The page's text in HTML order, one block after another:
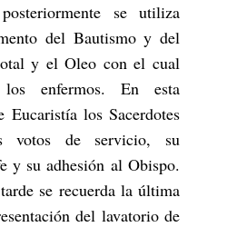
se utiliza
del Bautismo y del
y el Oleo con el cual
enfermos. En esta
Eucaristía los Sacerdotes
votos de servicio, su
y su adhesión al Obispo.
se recuerda la última
del lavatorio de